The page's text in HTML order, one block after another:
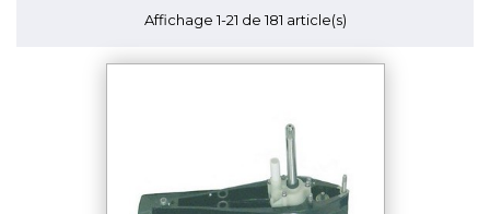
Affichage 1-21 de 181 article(s)